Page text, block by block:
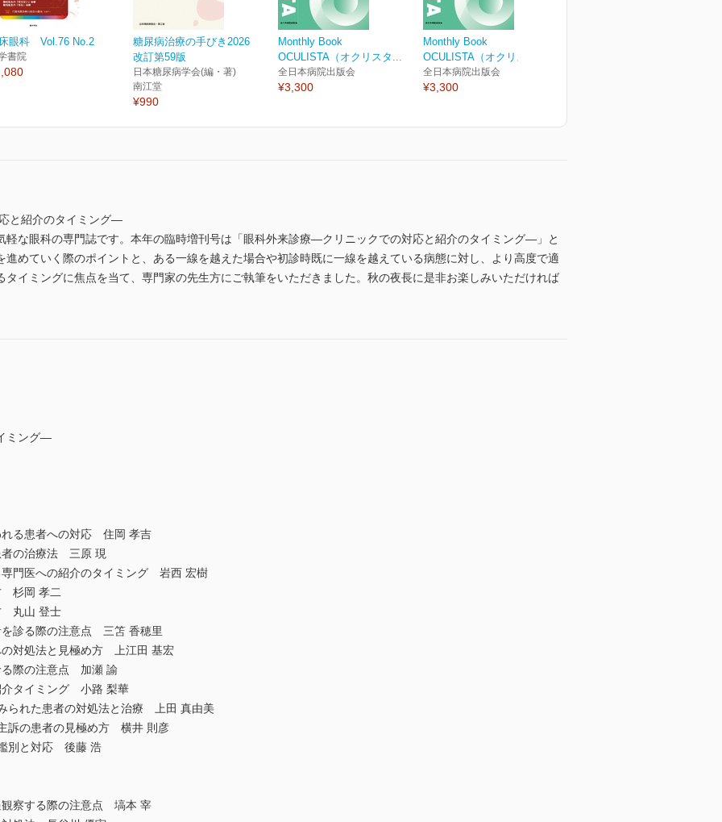
眼科 Vol.76 No.2
書院
糖尿病治療の手びき2026
改訂第59版
日本糖尿病学会(編・著)
南江堂
¥990
Monthly Book
OCULISTA（オクリスタ...
全日本病院出版会
¥3,300
Monthly Book
OCULISTA（オクリスタ...
全日本病院出版会
¥3,300
と紹介のタイミング―
軽な眼科の専門誌です。本年の臨時増刊号は「眼科外来診療―クリニックでの対応と紹介のタイミング―」と
めていく際のポイントと、ある一線を越えた場合や初診時既に一線を越えている病態に対し、より高度で適
タイミングに焦点を当て、専門家の先生方にご執筆をいただきました。秋の夜長に是非お楽しみいただければ
ミング―
る患者への対応 住岡 孝吉
の治療法 三原 現
門医への紹介のタイミング 岩西 宏樹
杉岡 孝二
丸山 登士
診る際の注意点 三笘 香穂里
対処法と見極め方 上江田 基宏
際の注意点 加瀬 諭
タイミング 小路 梨華
られた患者の対処法と治療 上田 真由美
訴の患者の見極め方 横井 則彦
別と対応 後藤 浩
察する際の注意点 塙本 宰